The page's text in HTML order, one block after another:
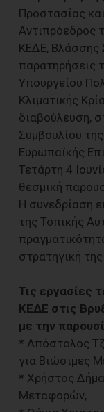
Προστασίας
Αντιπρόεδρος
ΚΕΔΕ, Βλάσσης
παρατηρήσεις
Υπουργείου
Κλιματικής
διαβούλευση,
Συμβουλίου
Ευρωπαϊκής
Τετάρτη 4
θεσμική
Η συνεδρίαση
της Τοπικής
στρατηγική
Τις εργασίες
ΚΕΔΕ στις
με την
* Απόστολος
για Βιώσιμες
* Χρήστος
Μεταφορών,